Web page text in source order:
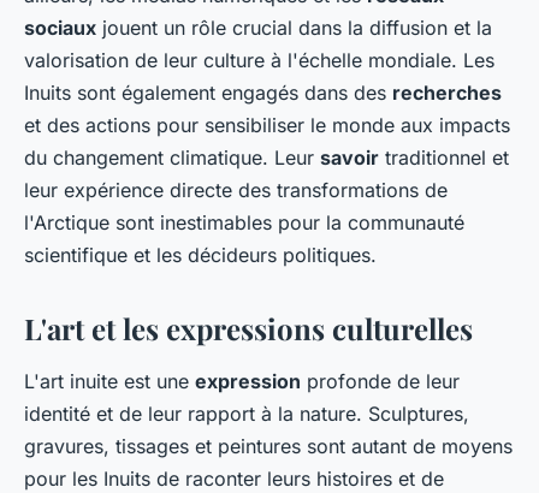
sociaux jouent un rôle crucial dans la diffusion et la
valorisation de leur culture à l'échelle mondiale. Les
Inuits sont également engagés dans des recherches
et des actions pour sensibiliser le monde aux impacts
du changement climatique. Leur savoir traditionnel et
leur expérience directe des transformations de
l'Arctique sont inestimables pour la communauté
scientifique et les décideurs politiques.
L'art et les expressions culturelles
L'art inuite est une expression profonde de leur
identité et de leur rapport à la nature. Sculptures,
gravures, tissages et peintures sont autant de moyens
pour les Inuits de raconter leurs histoires et de